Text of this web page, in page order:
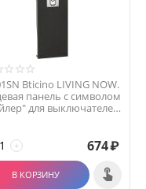
Bticino LIVING NOW.
панель с символом
для выключателей
+ 674₽
В КОРЗИНУ